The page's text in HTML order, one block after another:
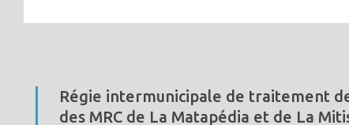
Régie intermunicipale de traitement
des MRC de La Matapédia et de La